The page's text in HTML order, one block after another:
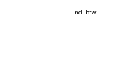
Incl. btw